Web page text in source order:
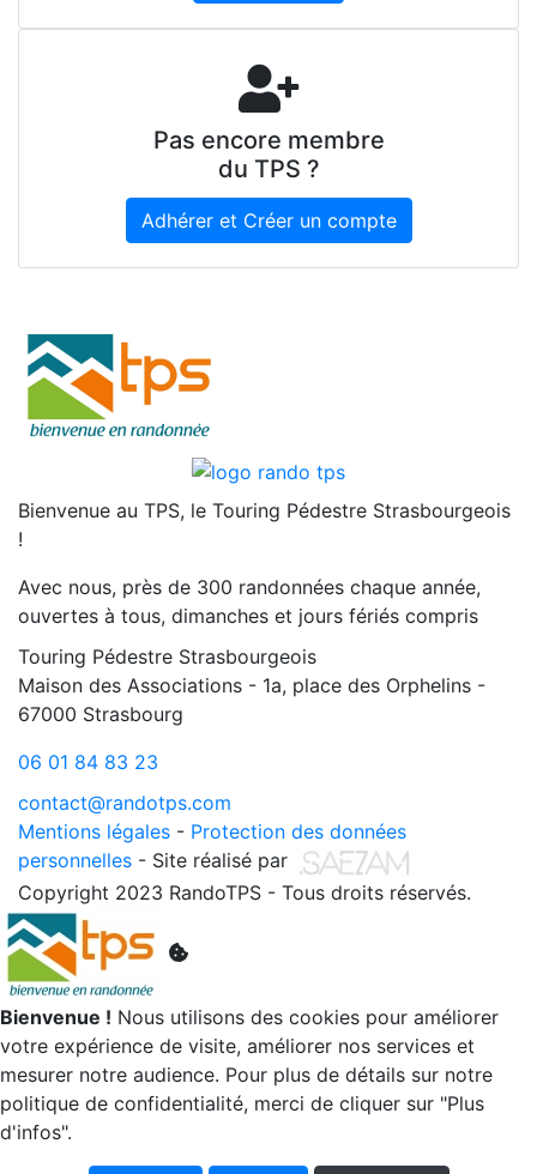
Pas encore membre
du TPS ?
Adhérer et Créer un compte
Bienvenue au TPS, le Touring Pédestre Strasbourgeois
!
Avec nous, près de 300 randonnées chaque année,
ouvertes à tous, dimanches et jours fériés compris
Touring Pédestre Strasbourgeois
Maison des Associations - 1a, place des Orphelins -
67000 Strasbourg
06 01 84 83 23
contact@randotps.com
Mentions légales - Protection des données
personnelles - Site réalisé par
Copyright 2023 RandoTPS - Tous droits réservés.
Bienvenue ! Nous utilisons des cookies pour améliorer
votre expérience de visite, améliorer nos services et
mesurer notre audience. Pour plus de détails sur notre
politique de confidentialité, merci de cliquer sur "Plus
d'infos".